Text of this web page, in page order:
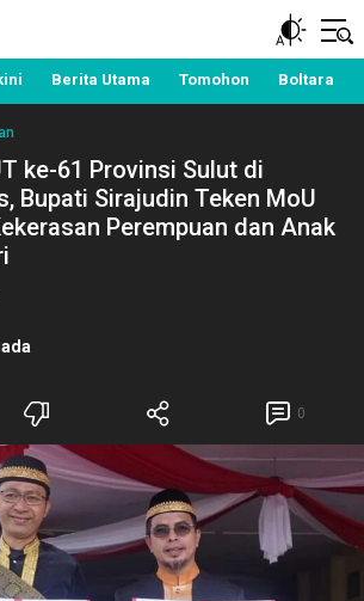
Utara, Kawanua, Politik,
Kriminal dan Nasional
Berita Utama Tomohon Boltara
ke-61 Provinsi Sulut di
Bupati Sirajudin Teken MoU
Perempuan dan Anak
0